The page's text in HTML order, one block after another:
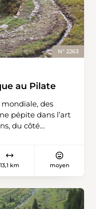
N° 2263
au Pilate
des
pépite dans l’art
du côté
de la route
Gothard. Le
qui démarre à
13,1 km moyen